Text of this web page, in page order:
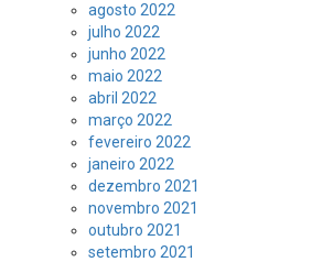
agosto 2022
julho 2022
junho 2022
maio 2022
abril 2022
março 2022
fevereiro 2022
janeiro 2022
dezembro 2021
novembro 2021
outubro 2021
setembro 2021